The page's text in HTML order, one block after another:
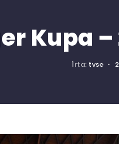
Kupa
Írta: tvse •